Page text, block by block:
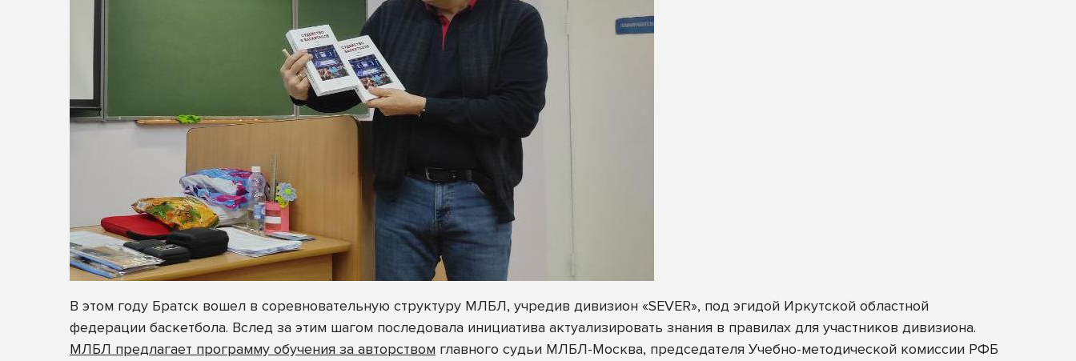
В этом году Братск вошел в соревновательную структуру МЛБЛ, учредив дивизион «SEVER», под эгидой Иркутской областной
федерации баскетбола. Вслед за этим шагом последовала инициатива актуализировать знания в правилах для участников дивизиона.
МЛБЛ предлагает программу обучения за авторством главного судьи МЛБЛ-Москва, председателя Учебно-методической комиссии РФБ